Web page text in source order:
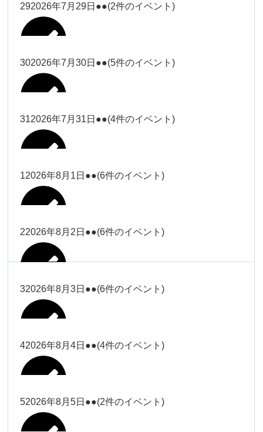
大西
小林
Close Close
小林
2026年7月27日
松本（9時
Close
松本（9時ー18時）
2026年7月27日
関谷（17-
冨田（17
時）
Close Close
2026年7月28日
塩川
Close Close
塩川
2026年7月28日
大西（9時
ー18時）
大西（9時ー18時）
292026年7月29日 ●●(2件のイベント)
冨田
冨田
塩川
Close Close
塩川
2026年7月29日
302026年7月30日 ●●(5件のイベント)
冨田
冨田
塩川（9時
ー18時）
Close Close
塩川（9時ー18時）
2026年7月30日
312026年7月31日 ●●(4件のイベント)
塩川
塩川
松本（9時
ー18時）
Close Close
松本（9時ー18時）
12026年8月1日 ●●(6件のイベント)
塩川（9時
Close Close
塩川（9時ー18時）
2026年8月1日
大西
22026年8月2日 ●●(6件のイベント)
大西
大西
32026年8月3日 ●●(6件のイベント)
大西
大西
42026年8月4日 ●●(4件のイベント)
冨田（17
52026年8月5日 ●●(2件のイベント)